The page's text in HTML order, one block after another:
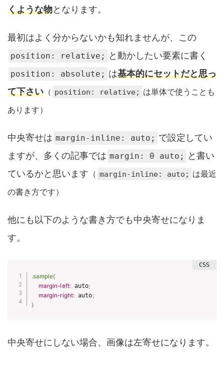
くような物となります。
最初はよく分からないかも知れませんが、この
position: relative; と動かしたい要素に書く
position: absolute; は基本的にセットだと思っ
て下さい （ position: relative; は単体で使うことも
あります）
中央寄せは margin-inline: auto; で設定してい
ますが、多くの記事では margin: 0 auto;
と書い
ているかと思います （ margin-inline: auto; は最近
の書き方です）
他にも以下のような書き方でも中央寄せになりま
す。
.sample{
margin-left: auto;
margin-right: auto;
}
中央寄せにしない場合、画像は左寄せになります。